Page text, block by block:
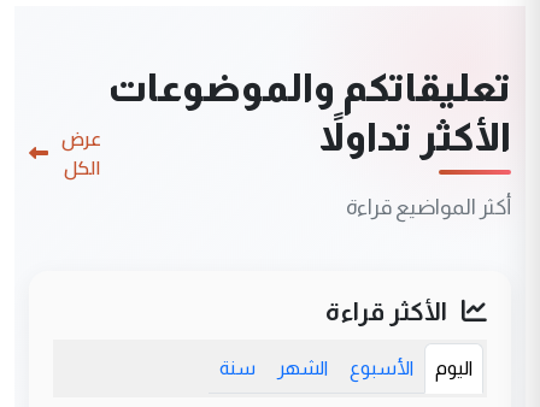
تعليقاتكم والموضوعات
الأكثر تداولاً
أكثر المواضيع قراءة
عرض
الكل
الأكثر قراءة
اليوم الأسبوع الشهر سنة